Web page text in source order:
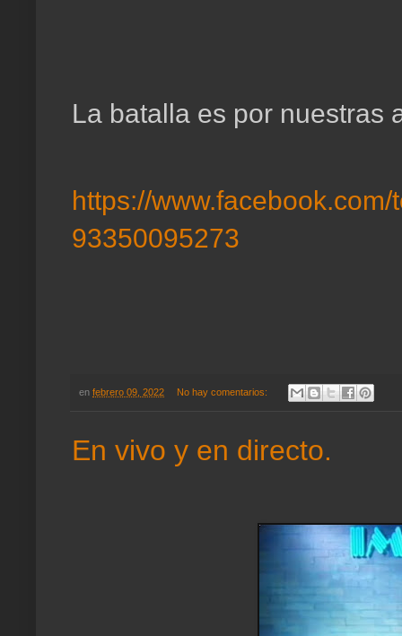
La batalla es por nuestras
https://
93350095273
en febrero 09, 2022 No hay comentarios:
En vivo y en directo.